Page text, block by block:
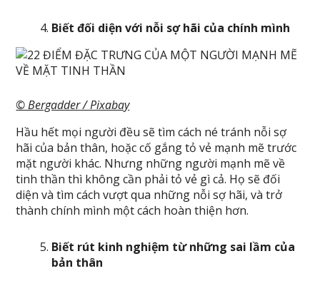
Biết đối diện với nỗi sợ hãi của chính mình
© Bergadder / Pixabay
Hầu hết mọi người đều sẽ tìm cách né tránh nỗi sợ
hãi của bản thân, hoặc cố gắng tỏ vẻ mạnh mẽ trước
mặt người khác. Nhưng những người mạnh mẽ về
tinh thần thì không cần phải tỏ vẻ gì cả. Họ sẽ đối
diện và tìm cách vượt qua những nỗi sợ hãi, và trở
thành chính mình một cách hoàn thiện hơn.
Biết rút kinh nghiệm từ những sai lầm của
bản thân